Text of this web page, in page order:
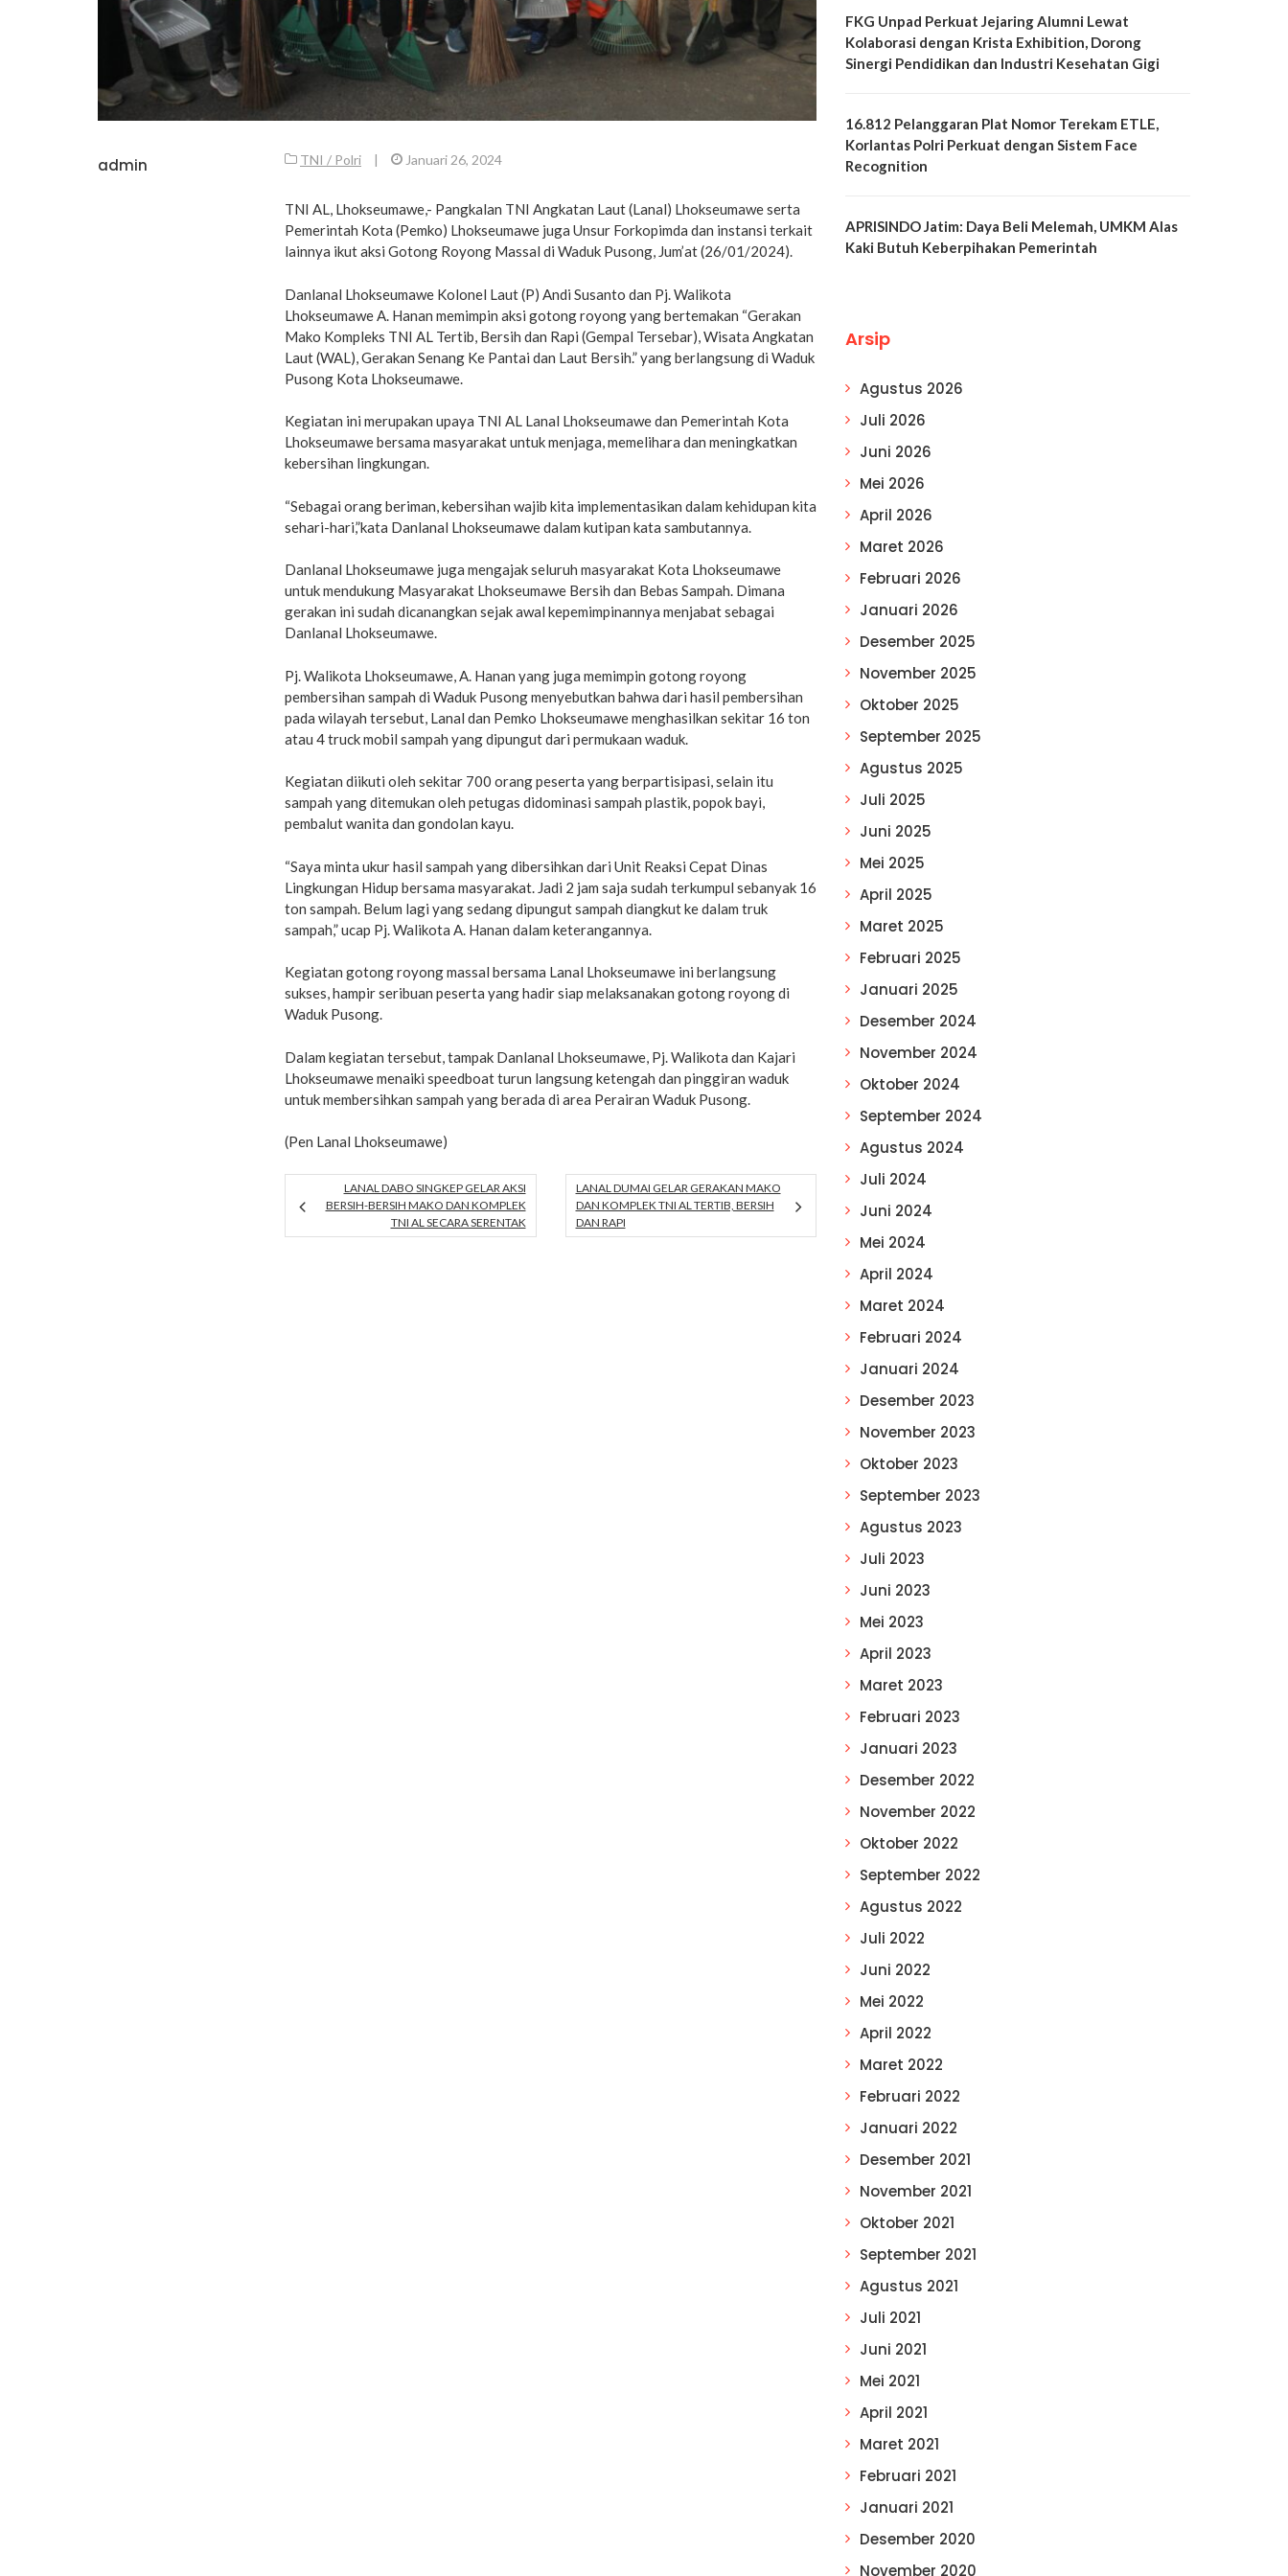
admin TNI / Polri | Januari 26, 2024
TNI AL, Lhokseumawe,- Pangkalan TNI Angkatan Laut (Lanal) Lhokseumawe serta
Pemerintah Kota (Pemko) Lhokseumawe juga Unsur Forkopimda dan instansi terkait
lainnya ikut aksi Gotong Royong Massal di Waduk Pusong, Jum’at (26/01/2024).
Danlanal Lhokseumawe Kolonel Laut (P) Andi Susanto dan Pj. Walikota
Lhokseumawe A. Hanan memimpin aksi gotong royong yang bertemakan “Gerakan
Mako Kompleks TNI AL Tertib, Bersih dan Rapi (Gempal Tersebar), Wisata Angkatan
Laut (WAL), Gerakan Senang Ke Pantai dan Laut Bersih.” yang berlangsung di Waduk
Pusong Kota Lhokseumawe.
Kegiatan ini merupakan upaya TNI AL Lanal Lhokseumawe dan Pemerintah Kota
Lhokseumawe bersama masyarakat untuk menjaga, memelihara dan meningkatkan
kebersihan lingkungan.
“Sebagai orang beriman, kebersihan wajib kita implementasikan dalam kehidupan kita
sehari-hari,”kata Danlanal Lhokseumawe dalam kutipan kata sambutannya.
Danlanal Lhokseumawe juga mengajak seluruh masyarakat Kota Lhokseumawe
untuk mendukung Masyarakat Lhokseumawe Bersih dan Bebas Sampah. Dimana
gerakan ini sudah dicanangkan sejak awal kepemimpinannya menjabat sebagai
Danlanal Lhokseumawe.
Pj. Walikota Lhokseumawe, A. Hanan yang juga memimpin gotong royong
pembersihan sampah di Waduk Pusong menyebutkan bahwa dari hasil pembersihan
pada wilayah tersebut, Lanal dan Pemko Lhokseumawe menghasilkan sekitar 16 ton
atau 4 truck mobil sampah yang dipungut dari permukaan waduk.
Kegiatan diikuti oleh sekitar 700 orang peserta yang berpartisipasi, selain itu
sampah yang ditemukan oleh petugas didominasi sampah plastik, popok bayi,
pembalut wanita dan gondolan kayu.
“Saya minta ukur hasil sampah yang dibersihkan dari Unit Reaksi Cepat Dinas
Lingkungan Hidup bersama masyarakat. Jadi 2 jam saja sudah terkumpul sebanyak 16
ton sampah. Belum lagi yang sedang dipungut sampah diangkut ke dalam truk
sampah,” ucap Pj. Walikota A. Hanan dalam keterangannya.
Kegiatan gotong royong massal bersama Lanal Lhokseumawe ini berlangsung
sukses, hampir seribuan peserta yang hadir siap melaksanakan gotong royong di
Waduk Pusong.
Dalam kegiatan tersebut, tampak Danlanal Lhokseumawe, Pj. Walikota dan Kajari
Lhokseumawe menaiki speedboat turun langsung ketengah dan pinggiran waduk
untuk membersihkan sampah yang berada di area Perairan Waduk Pusong.
(Pen Lanal Lhokseumawe)
LANAL DABO SINGKEP GELAR AKSI
BERSIH-BERSIH MAKO DAN KOMPLEK
TNI AL SECARA SERENTAK
LANAL DUMAI GELAR GERAKAN MAKO
DAN KOMPLEK TNI AL TERTIB, BERSIH
DAN RAPI
FKG Unpad Perkuat Jejaring Alumni Lewat
Kolaborasi dengan Krista Exhibition, Dorong
Sinergi Pendidikan dan Industri Kesehatan Gigi
16.812 Pelanggaran Plat Nomor Terekam ETLE,
Korlantas Polri Perkuat dengan Sistem Face
Recognition
APRISINDO Jatim: Daya Beli Melemah, UMKM Alas
Kaki Butuh Keberpihakan Pemerintah
Arsip
Agustus 2026
Juli 2026
Juni 2026
Mei 2026
April 2026
Maret 2026
Februari 2026
Januari 2026
Desember 2025
November 2025
Oktober 2025
September 2025
Agustus 2025
Juli 2025
Juni 2025
Mei 2025
April 2025
Maret 2025
Februari 2025
Januari 2025
Desember 2024
November 2024
Oktober 2024
September 2024
Agustus 2024
Juli 2024
Juni 2024
Mei 2024
April 2024
Maret 2024
Februari 2024
Januari 2024
Desember 2023
November 2023
Oktober 2023
September 2023
Agustus 2023
Juli 2023
Juni 2023
Mei 2023
April 2023
Maret 2023
Februari 2023
Januari 2023
Desember 2022
November 2022
Oktober 2022
September 2022
Agustus 2022
Juli 2022
Juni 2022
Mei 2022
April 2022
Maret 2022
Februari 2022
Januari 2022
Desember 2021
November 2021
Oktober 2021
September 2021
Agustus 2021
Juli 2021
Juni 2021
Mei 2021
April 2021
Maret 2021
Februari 2021
Januari 2021
Desember 2020
November 2020